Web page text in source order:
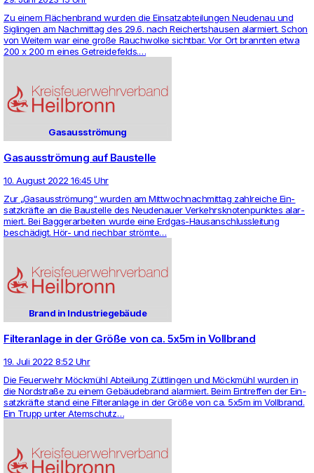
Zu einem Flächen­brand wurden die Ein­satz­ab­tei­lungen Neu­denau und
Sig­lingen am Nach­mittag des 29.6. nach Rei­cherts­hausen alar­miert. Schon
von Weitem war eine große Rauch­wolke sichtbar. Vor Ort brannten etwa
200 x 200 m eines Getrei­de­felds.…
Gasausströmung
Gasausströmung auf Baustelle
10. August 2022 16:45 Uhr
Zur „Gas­ausströmung“ wurden am Mitt­woch­nach­mittag zahl­reiche Ein­
satzkräfte an die Bau­stelle des Neu­de­nauer Ver­kehrs­kno­ten­punktes alar­
miert. Bei Bag­ger­ar­beiten wurde eine Erdgas-Haus­an­schluss­lei­tung
beschädigt. Hör- und riechbar strömte…
Brand in Industriegebäude
Filteranlage in der Größe von ca. 5x5m in Vollbrand
19. Juli 2022 8:52 Uhr
Die Feu­er­wehr Möckmühl Abtei­lung Züttlingen und Möckmühl wurden in
die Nord­straße zu einem Gebäude­brand alar­miert. Beim Ein­treffen der Ein­
satzkräfte stand eine Fil­ter­an­lage in der Größe von ca. 5x5m im Voll­brand.
Ein Trupp unter Atem­schutz…